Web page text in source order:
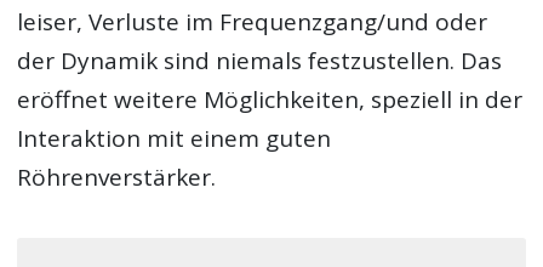
leiser, Verluste im Frequenzgang/und oder
der Dynamik sind niemals festzustellen. Das
eröffnet weitere Möglichkeiten, speziell in der
Interaktion mit einem guten
Röhrenverstärker.